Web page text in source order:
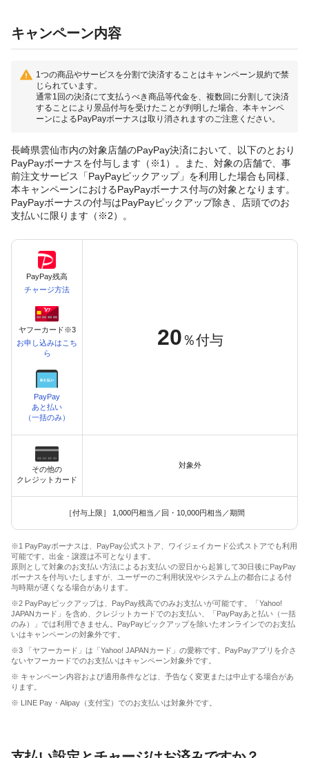
キャンペーン内容
1つの商品やサービスを分割で決済することはキャンペーン規約で禁
じられています。
通常1回の決済にて支払うべき商品等代金を、複数回に分割して決済
することにより景品付与を受けたことが判明した場合、本キャンペ
ーンによるPayPayボーナスは取り消されますのご注意ください。
長崎県雲仙市内の対象店舗のPayPay決済において、以下のとおり
PayPayボーナスを付与します（※1）。また、対象の店舗で、事
前注文サービス「PayPayピックアップ」を利用した場合も同様、
本キャンペーンにおけるPayPayボーナス付与の対象となります。
PayPayボーナスの付与はPayPayピックアップ除き、店頭でのお
支払いに限ります（※2）。
PayPay残高
チャージ方法
ヤフーカード※3
お申し込みはこち
ら
PayPay
あと払い
（一括のみ）
20 ％付与
その他の
クレジットカード
対象外
［付与上限］ 1,000円相当／回・10,000円相当／期間
※1 PayPayボーナスは、PayPay公式ストア、ワイジェイカード公式ストアでも利用
可能です。出金・譲渡は不可となります。
原則として対象のお支払い方法によるお支払いの翌日から起算して30日後にPayPay
ボーナスを付与いたしますが、ユーザーのご利用状況やシステム上の都合による付
与時期が遅くなる場合があります。
※2 PayPayピックアップは、PayPay残高でのみお支払いが可能です。「Yahoo!
JAPANカード」を含め、クレジットカードでのお支払い、「PayPayあと払い（一括
のみ）」では利用できません。PayPayピックアップを除いたオンラインでのお支払
いはキャンペーンの対象外です。
※3 「ヤフーカード」は「Yahoo! JAPANカード」の愛称です。PayPayアプリを介さ
ないヤフーカードでのお支払いはキャンペーン対象外です。
※ キャンペーン内容および適用条件などは、予告なく変更または中止する場合があ
ります。
※ LINE Pay・Alipay（支付宝）でのお支払いは対象外です。